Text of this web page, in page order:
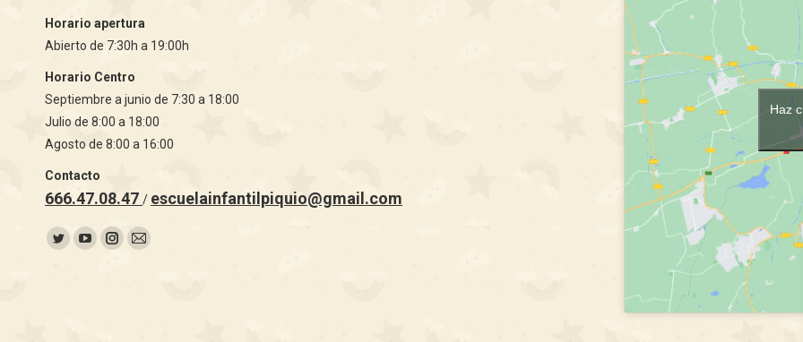
Horario apertura
Abierto de 7:30h a 19:00h
Horario Centro
Septiembre a junio de 7:30 a 18:00
Julio de 8:00 a 18:00
Agosto de 8:00 a 16:00
Contacto
666.47.08.47 / escuelainfantilpiquio@gmail.com
Encuéntranos en:
TwitterYouTubeInstagram
Mail
Haz